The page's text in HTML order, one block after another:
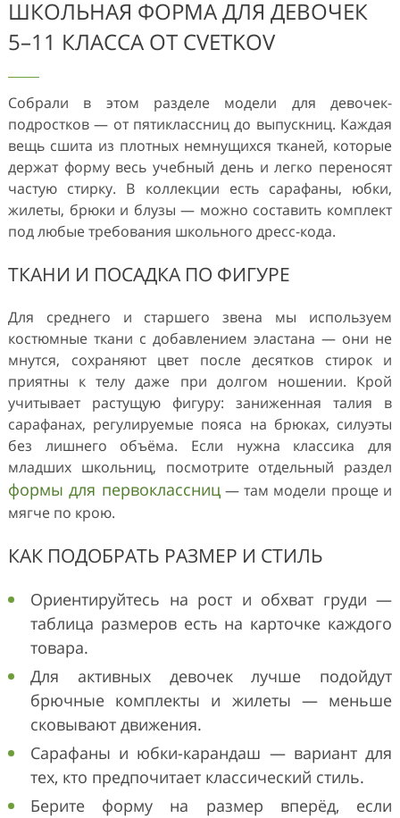
ШКОЛЬНАЯ ФОРМА ДЛЯ ДЕВОЧЕК
5–11 КЛАССА ОТ CVETKOV
Собрали в этом разделе модели для девочек-
подростков — от пятиклассниц до выпускниц. Каждая
вещь сшита из плотных немнущихся тканей, которые
держат форму весь учебный день и легко переносят
частую стирку. В коллекции есть сарафаны, юбки,
жилеты, брюки и блузы — можно составить комплект
под любые требования школьного дресс-кода.
ТКАНИ И ПОСАДКА ПО ФИГУРЕ
Для среднего и старшего звена мы используем
костюмные ткани с добавлением эластана — они не
мнутся, сохраняют цвет после десятков стирок и
приятны к телу даже при долгом ношении. Крой
учитывает растущую фигуру: заниженная талия в
сарафанах, регулируемые пояса на брюках, силуэты
без лишнего объёма. Если нужна классика для
младших школьниц, посмотрите отдельный раздел
формы для первоклассниц— там модели проще и
мягче по крою.
КАК ПОДОБРАТЬ РАЗМЕР И СТИЛЬ
Ориентируйтесь на рост и обхват груди —
таблица размеров есть на карточке каждого
товара.
Для активных девочек лучше подойдут
брючные комплекты и жилеты — меньше
сковывают движения.
Сарафаны и юбки-карандаш — вариант для
тех, кто предпочитает классический стиль.
Берите форму на размер вперёд, если